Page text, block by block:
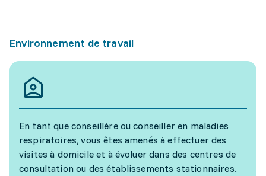
Environnement de travail
En tant que conseillère ou conseiller en maladies
respiratoires, vous êtes amenés à effectuer des
visites à domicile et à évoluer dans des centres de
consultation ou des établissements stationnaires.